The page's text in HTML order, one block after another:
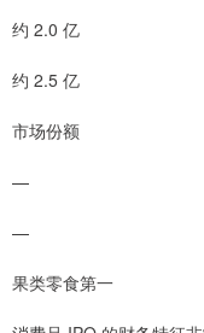
约 2.0 亿
约 2.5 亿
市场份额
—
—
果类零食第一